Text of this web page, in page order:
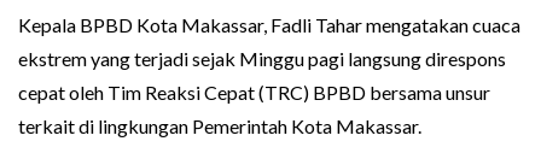
Kepala BPBD Kota Makassar, Fadli Tahar mengatakan cuaca
ekstrem yang terjadi sejak Minggu pagi langsung direspons
cepat oleh Tim Reaksi Cepat (TRC) BPBD bersama unsur
terkait di lingkungan Pemerintah Kota Makassar.